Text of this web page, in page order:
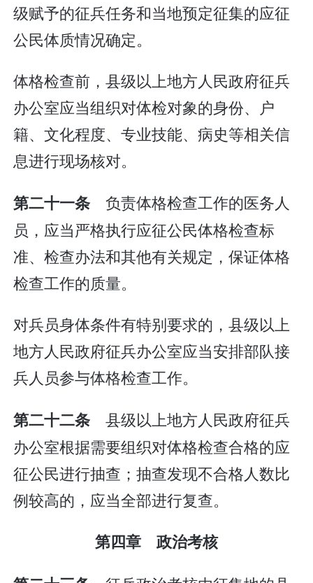
级赋予的征兵任务和当地预定征集的应征
公民体质情况确定。
体格检查前，县级以上地方人民政府征兵
办公室应当组织对体检对象的身份、户
籍、文化程度、专业技能、病史等相关信
息进行现场核对。
第二十一条 负责体格检查工作的医务人
员，应当严格执行应征公民体格检查标
准、检查办法和其他有关规定，保证体格
检查工作的质量。
对兵员身体条件有特别要求的，县级以上
地方人民政府征兵办公室应当安排部队接
兵人员参与体格检查工作。
第二十二条 县级以上地方人民政府征兵
办公室根据需要组织对体格检查合格的应
征公民进行抽查；抽查发现不合格人数比
例较高的，应当全部进行复查。
第四章 政治考核